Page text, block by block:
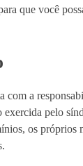
que você
com a
exercida pelo
os próprios